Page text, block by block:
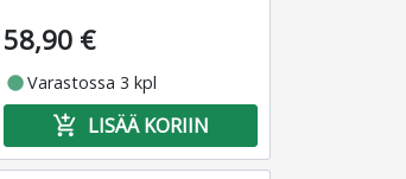
58,90 €
fiber_manual_recordVarastossa 3 kpl
add_shopping_cart LISÄÄ KORIIN